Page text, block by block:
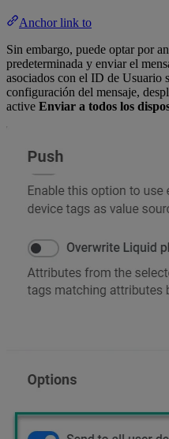
Anchor link to
Sin embargo, puede optar por
predeterminada y enviar el
asociados con el ID de Usuario
configuración del mensaje,
active Enviar a todos los